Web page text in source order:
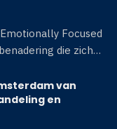
Focused
die zich…
van
en